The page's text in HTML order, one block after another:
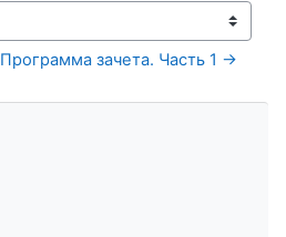
Программа зачета. Часть 1 →